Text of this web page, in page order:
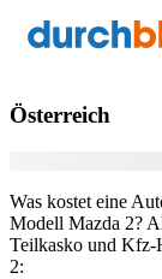
Versicherung
Österreich
Was kostet eine
Modell Mazda 2?
Teilkasko und Kfz-
2: